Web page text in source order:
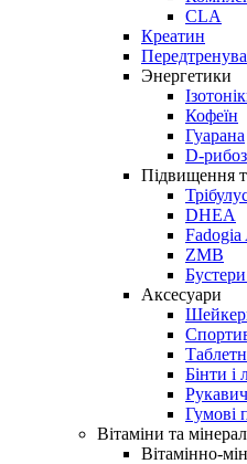
CLA
Креатин
Энергетики
Кофеїн
Гуарана
D-
Підвищення
DHEA
Fadogia
ZMB
Аксесуари
Бінти і
Гумові
Вітаміни та
Вітамінно-